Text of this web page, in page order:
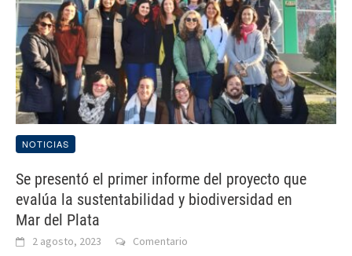
NOTICIAS
Se presentó el primer informe del proyecto que
evalúa la sustentabilidad y biodiversidad en
Mar del Plata
2 agosto, 2023 Comentario